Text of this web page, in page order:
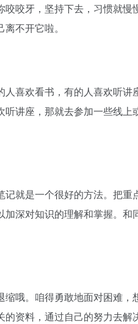
咬牙，坚持下去，习惯就
不开它啦。
喜欢看书，有的人喜欢听
讲座，那就去参加一些线
就是一个很好的方法。把
深对知识的理解和掌握。
哦。咱得勇敢地面对困难
资料，通过自己的努力去